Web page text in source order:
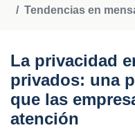
Tendencias en
La privacidad
privados: una
que las
atención